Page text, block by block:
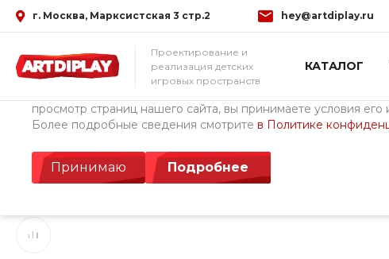
Использование файлов Cookie
Мы используем файлы cookie, разработанные нашими
просмотр страниц нашего сайта, вы принимаете условия его
Более подробные сведения смотрите в Политике
Принимаю Подробнее
г. Москва, Марксистская 3 стр.2 hey@artdiplay.ru
Проектирование и
реализация детских
игровых пространств
КАТАЛОГ
Главная / Каталог товаров / Детские площадки ArtDiPlay (Россия) /
Рамка Осна